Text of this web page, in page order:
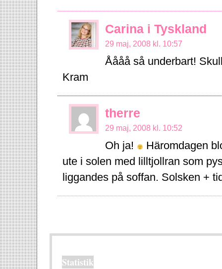
Carina i Tyskland
29 maj, 2008 kl. 10:57
Åååå så underbart!
Kram
therre
29 maj, 2008 kl. 10:52
Oh ja!
Häromdagen
ute i solen med lilltjollran som
liggandes på soffan. Solsken +
Statistik